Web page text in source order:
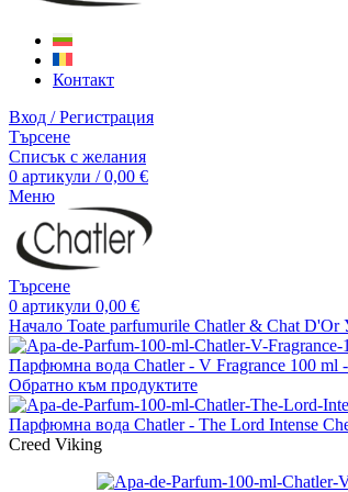
Контакт
Вход / Регистрация
Търсене
Списък с желания
0 артикули / 0,00 €
Меню
Търсене
0 артикули 0,00 €
Начало Toate parfumurile Chatler & Chat D'Or
Парфюмна вода Chatler - V Fragrance 100 ml
Обратно към продуктите
Парфюмна вода Chatler - The Lord Intense
Creed Viking